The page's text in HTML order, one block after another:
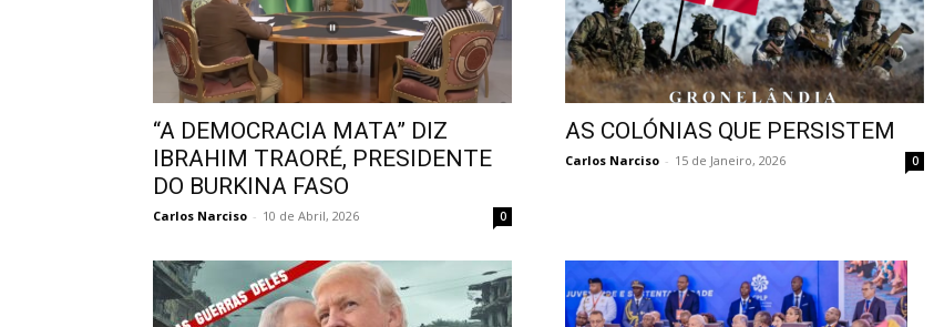
“A DEMOCRACIA MATA” DIZ
IBRAHIM TRAORÉ, PRESIDENTE
DO BURKINA FASO
Carlos Narciso - 10 de Abril, 2026 0
AS COLÓNIAS QUE PERSISTEM
Carlos Narciso - 15 de Janeiro, 2026 0